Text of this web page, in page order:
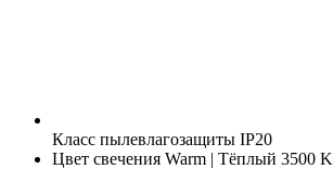
Класс пылевлагозащиты IP20
Цвет свечения Warm | Тёплый 3500 K